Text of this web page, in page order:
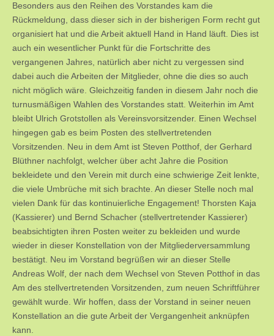
Besonders aus den Reihen des Vorstandes kam die
Rückmeldung, dass dieser sich in der bisherigen Form recht gut
organisiert hat und die Arbeit aktuell Hand in Hand läuft. Dies ist
auch ein wesentlicher Punkt für die Fortschritte des
vergangenen Jahres, natürlich aber nicht zu vergessen sind
dabei auch die Arbeiten der Mitglieder, ohne die dies so auch
nicht möglich wäre. Gleichzeitig fanden in diesem Jahr noch die
turnusmäßigen Wahlen des Vorstandes statt. Weiterhin im Amt
bleibt Ulrich Grotstollen als Vereinsvorsitzender. Einen Wechsel
hingegen gab es beim Posten des stellvertretenden
Vorsitzenden. Neu in dem Amt ist Steven Potthof, der Gerhard
Blüthner nachfolgt, welcher über acht Jahre die Position
bekleidete und den Verein mit durch eine schwierige Zeit lenkte,
die viele Umbrüche mit sich brachte. An dieser Stelle noch mal
vielen Dank für das kontinuierliche Engagement! Thorsten Kaja
(Kassierer) und Bernd Schacher (stellvertretender Kassierer)
beabsichtigten ihren Posten weiter zu bekleiden und wurde
wieder in dieser Konstellation von der Mitgliederversammlung
bestätigt. Neu im Vorstand begrüßen wir an dieser Stelle
Andreas Wolf, der nach dem Wechsel von Steven Potthof in das
Am des stellvertretenden Vorsitzenden, zum neuen Schriftführer
gewählt wurde. Wir hoffen, dass der Vorstand in seiner neuen
Konstellation an die gute Arbeit der Vergangenheit anknüpfen
kann.